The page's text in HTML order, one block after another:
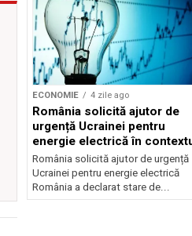
ECONOMIE 4 zile ago
România solicită ajutor de
urgență Ucrainei pentru
energie electrică în
crizei energetice
România solicită ajutor de urgență
Ucrainei pentru energie electrică
România a declarat stare de...